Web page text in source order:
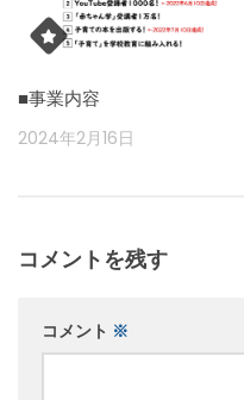
■事業内容
2024年2月16日
コメントを残す
コメント ※